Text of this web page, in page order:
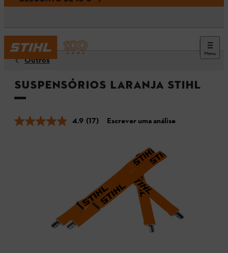
Menu
Outros
Suspensórios Laranja STIHL
4.9 (17) Escrever uma análise